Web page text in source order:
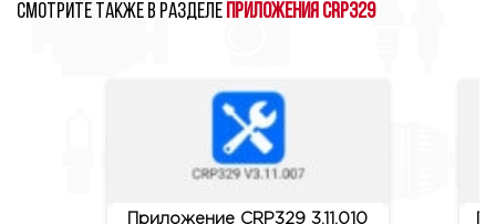
Смотрите также в разделе Приложения CRP329
Приложение CRP329 3.11.010